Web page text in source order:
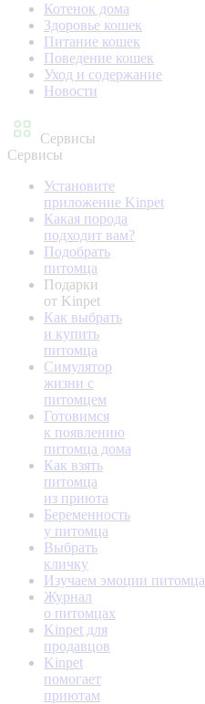
Котенок дома
Здоровье кошек
Питание кошек
Поведение кошек
Уход и содержание
Новости
Сервисы
Сервисы
Установите
приложение Kinpet
Какая порода
подходит вам?
Подобрать
питомца
Подарки
от Kinpet
Как выбрать
и купить
питомца
Симулятор
жизни с
питомцем
Готовимся
к появлению
питомца дома
Как взять
питомца
из приюта
Беременность
у питомца
Выбрать
кличку
Изучаем эмоции питомца
Журнал
о питомцах
Kinpet для
продавцов
Kinpet
помогает
приютам